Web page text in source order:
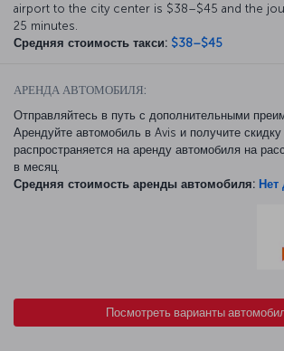
airport to the city center is $38–$45 and the
25 minutes.
Средняя стоимость такси: $38–$45
АРЕНДА АВТОМОБИЛЯ:
Отправляйтесь в путь с дополнительными
Арендуйте автомобиль в Avis и получите скидку
распространяется на аренду автомобиля на
в месяц.
Средняя стоимость аренды автомобиля: Нет
Посмотреть варианты